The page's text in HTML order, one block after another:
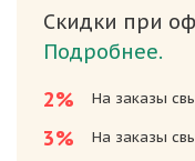
Скидки при
Подробнее.
2%
На заказы
3% На заказы